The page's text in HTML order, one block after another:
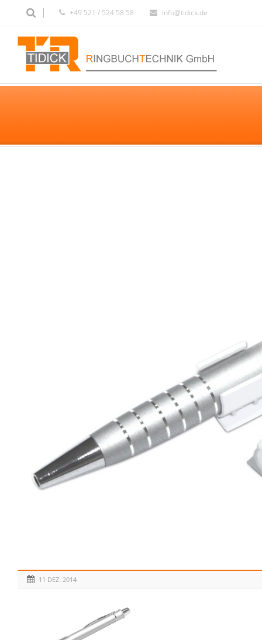
+49 521 / 524 58 58 info@tidick.de
11 DEZ. 2014